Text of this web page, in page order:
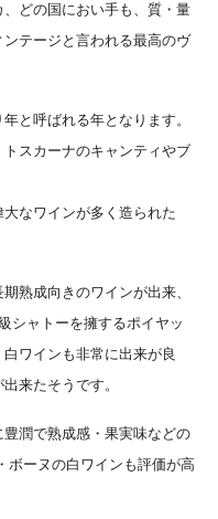
どの国におい手も、質・量
テージと言われる最高のヴ
と呼ばれる年となります。
スカーナのキャンティやブ
なワインが多く造られた
熟成向きのワインが出来、
シャトーを擁するポイヤッ
ワインも非常に出来が良
来たそうです。
潤で熟成感・果実味などの
ボーヌの白ワインも評価が高